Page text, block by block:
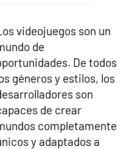
videojuegos son un
de
De todos
géneros y estilos, los
son
de crear
completamente
y adaptados a